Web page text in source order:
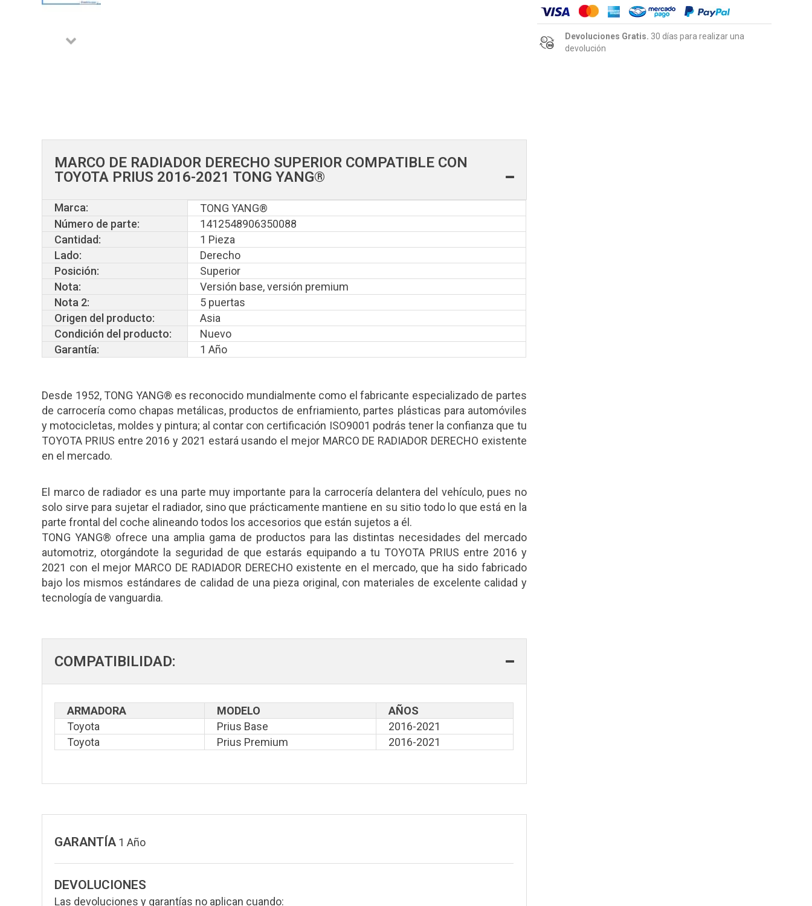
Devoluciones Gratis. 30 días para realizar una
devolución
MARCO DE RADIADOR DERECHO SUPERIOR COMPATIBLE CON
TOYOTA PRIUS 2016-2021 TONG YANG®
Marca:
TONG YANG®
Número de parte:
1412548906350088
Cantidad:
1 Pieza
Lado:
Derecho
Posición:
Superior
Nota:
Versión base, versión premium
Nota 2:
5 puertas
Origen del producto:
Asia
Condición del producto:
Nuevo
Garantía:
1 Año
Desde 1952, TONG YANG® es reconocido mundialmente como el fabricante especializado de partes
de carrocería como chapas metálicas, productos de enfriamiento, partes plásticas para automóviles
y motocicletas, moldes y pintura; al contar con certificación ISO9001 podrás tener la confianza que tu
TOYOTA PRIUS entre 2016 y 2021 estará usando el mejor MARCO DE RADIADOR DERECHO existente
en el mercado.
El marco de radiador es una parte muy importante para la carrocería delantera del vehículo, pues no
solo sirve para sujetar el radiador, sino que prácticamente mantiene en su sitio todo lo que está en la
parte frontal del coche alineando todos los accesorios que están sujetos a él.
TONG YANG® ofrece una amplia gama de productos para las distintas necesidades del mercado
automotriz, otorgándote la seguridad de que estarás equipando a tu TOYOTA PRIUS entre 2016 y
2021 con el mejor MARCO DE RADIADOR DERECHO existente en el mercado, que ha sido fabricado
bajo los mismos estándares de calidad de una pieza original, con materiales de excelente calidad y
tecnología de vanguardia.
COMPATIBILIDAD:
ARMADORA MODELO
AÑOS
Toyota
Prius Base
2016-2021
Toyota
Prius Premium 2016-2021
GARANTÍA 1 Año
DEVOLUCIONES
Las devoluciones y garantías no aplican cuando: